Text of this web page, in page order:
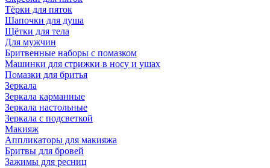
Тёрки для пяток
Шапочки для душа
Щётки для тела
Для мужчин
Бритвенные наборы с помазком
Машинки для стрижки в носу и ушах
Помазки для бритья
Зеркала
Зеркала карманные
Зеркала настольные
Зеркала с подсветкой
Макияж
Аппликаторы для макияжа
Бритвы для бровей
Зажимы для ресниц